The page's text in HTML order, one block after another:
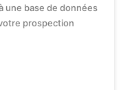
une base de données
prospection